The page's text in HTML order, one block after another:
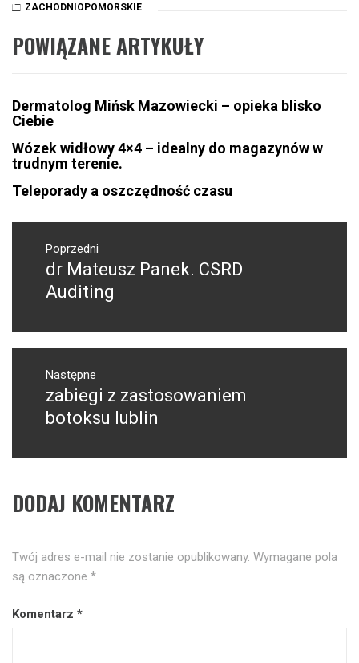
ZACHODNIOPOMORSKIE
POWIĄZANE ARTYKUŁY
Dermatolog Mińsk Mazowiecki – opieka blisko
Ciebie
Wózek widłowy 4×4 – idealny do magazynów w
trudnym terenie.
Teleporady a oszczędność czasu
Nawigacja
wpisuPoprzedni
Poprzedni
wpis:
dr Mateusz Panek. CSRD
Auditing
Następne
Następny
post:
zabiegi z zastosowaniem
botoksu lublin
DODAJ KOMENTARZ
Twój adres e-mail nie zostanie opublikowany. Wymagane pola
są oznaczone *
Komentarz *